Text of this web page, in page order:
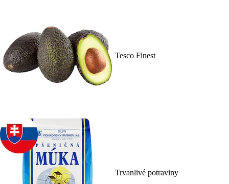
Tesco Finest
Trvanlivé potraviny